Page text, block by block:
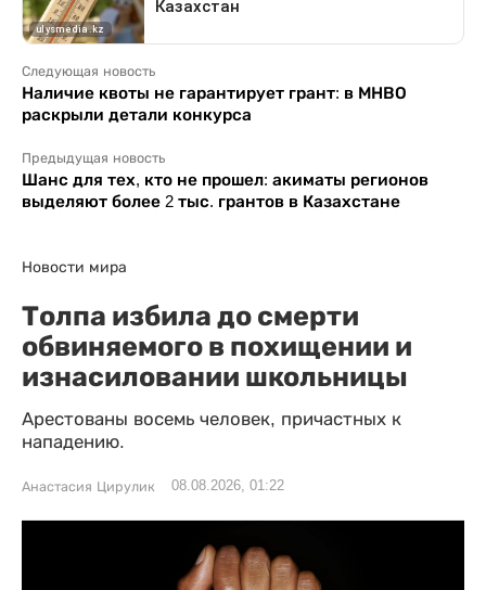
Следующая новость
Наличие квоты не гарантирует грант: в МНВО
раскрыли детали конкурса
Предыдущая новость
Шанс для тех, кто не прошел: акиматы регионов
выделяют более 2 тыс. грантов в Казахстане
Новости мира
Толпа избила до смерти
обвиняемого в похищении и
изнасиловании школьницы
Арестованы восемь человек, причастных к
нападению.
Анастасия Цирулик 08.08.2026, 01:22